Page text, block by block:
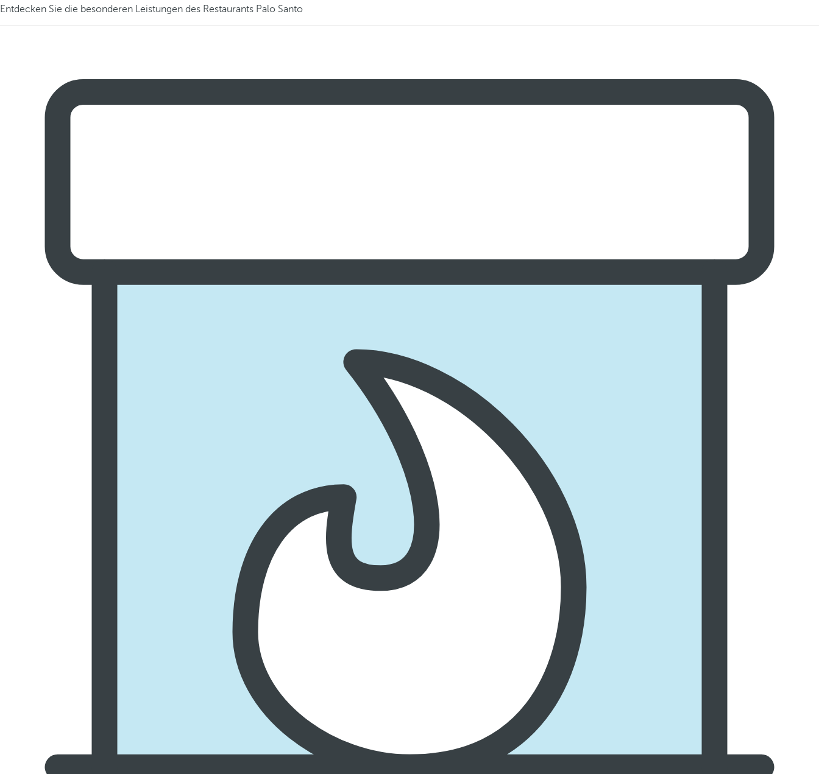
Entdecken Sie die besonderen Leistungen des Restaurants Palo Santo